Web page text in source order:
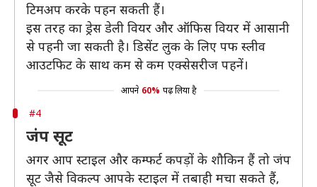
टिमअप करके पहन सकती हैं।
इस तरह का ड्रेस डेली वियर और ऑफिस वियर में आसानी
से पहनी जा सकती है। डिसेंट लुक के लिए पफ स्लीव
आउटफिट के साथ कम से कम एक्सेसरीज पहनें।
आपने 60% पढ़ लिया है
#4
जंप सूट
अगर आप स्टाइल और कम्फर्ट कपड़ों के शौकिन हैं तो जंप
सूट जैसे विकल्प आपके स्टाइल में तबाही मचा सकते हैं,